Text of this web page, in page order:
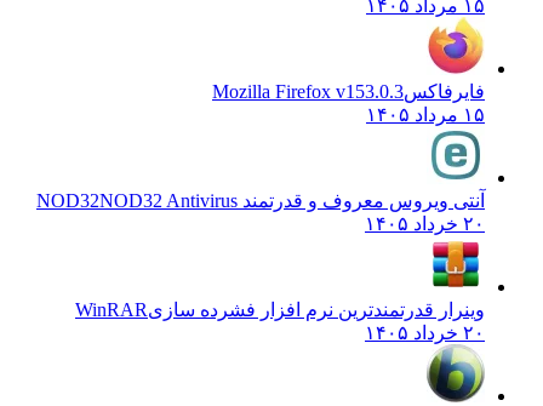
۱۵ مرداد ۱۴۰۵
فایرفاکسMozilla Firefox v153.0.3
۱۵ مرداد ۱۴۰۵
آنتی ویروس معروف و قدرتمند NOD32 NOD32 Antivirus
۲۰ خرداد ۱۴۰۵
وینرار قدرتمندترین نرم افزار فشرده سازیWinRAR
۲۰ خرداد ۱۴۰۵